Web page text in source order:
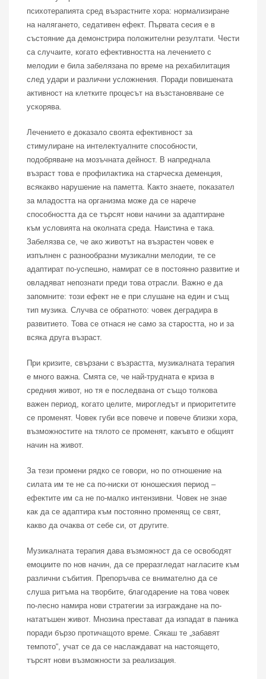
психотерапията сред възрастните хора: нормализиране
на налягането, седативен ефект. Първата сесия е в
състояние да демонстрира положителни резултати. Чести
са случаите, когато ефективността на лечението с
мелодии е била забелязана по време на рехабилитация
след удари и различни усложнения. Поради повишената
активност на клетките процесът на възстановяване се
ускорява.
Лечението е доказало своята ефективност за
стимулиране на интелектуалните способности,
подобряване на мозъчната дейност. В напреднала
възраст това е профилактика на старческа деменция,
всякакво нарушение на паметта. Както знаете, показател
за младостта на организма може да се нарече
способността да се търсят нови начини за адаптиране
към условията на околната среда. Наистина е така.
Забелязва се, че ако животът на възрастен човек е
изпълнен с разнообразни музикални мелодии, те се
адаптират по-успешно, намират се в постоянно развитие и
овладяват непознати преди това отрасли. Важно е да
запомните: този ефект не е при слушане на един и същ
тип музика. Случва се обратното: човек деградира в
развитието. Това се отнася не само за старостта, но и за
всяка друга възраст.
При кризите, свързани с възрастта, музикалната терапия
е много важна. Смята се, че най-трудната е криза в
средния живот, но тя е последвана от също толкова
важен период, когато целите, мирогледът и приоритетите
се променят. Човек губи все повече и повече близки хора,
възможностите на тялото се променят, какъвто е общият
начин на живот.
За тези промени рядко се говори, но по отношение на
силата им те не са по-ниски от юношеския период –
ефектите им са не по-малко интензивни. Човек не знае
как да се адаптира към постоянно променящ се свят,
какво да очаква от себе си, от другите.
Музикалната терапия дава възможност да се освободят
емоциите по нов начин, да се преразгледат нагласите към
различни събития. Препоръчва се внимателно да се
слуша ритъма на творбите, благодарение на това човек
по-лесно намира нови стратегии за изграждане на по-
нататъшен живот. Мнозина престават да изпадат в паника
поради бързо протичащото време. Сякаш те „забавят
темпото“, учат се да се наслаждават на настоящето,
търсят нови възможности за реализация.